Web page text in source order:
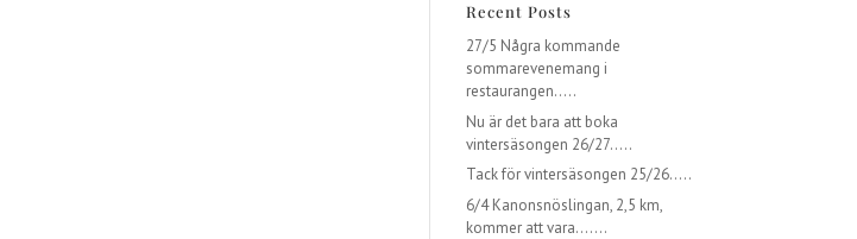
Recent Posts
27/5 Några kommande
sommarevenemang i
restaurangen…..
Nu är det bara att boka
vintersäsongen 26/27…..
Tack för vintersäsongen 25/26…..
6/4 Kanonsnöslingan, 2,5 km,
kommer att vara…….